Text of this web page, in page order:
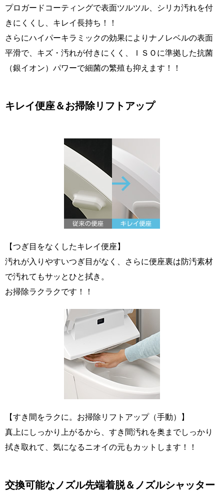
プロガードコーティングで表面ツルツル、シリカ汚れを付
きにくくし、キレイ長持ち！！
さらにハイパーキラミックの効果によりナノレベルの表面
平滑で、キズ・汚れが付きにくく、ＩＳＯに準拠した抗菌
（銀イオン）パワーで細菌の繁殖も抑えます！！
キレイ便座＆お掃除リフトアップ
【つぎ目をなくしたキレイ便座】
汚れが入りやすいつぎ目がなく、さらに便座裏は防汚素材
で汚れてもサッとひと拭き。
お掃除ラクラクです！！
【すき間をラクに。お掃除リフトアップ（手動）】
真上にしっかり上がるから、すき間汚れを奥までしっかり
拭き取れて、気になるニオイの元もカットします！！
交換可能なノズル先端着脱＆ノズルシャッター